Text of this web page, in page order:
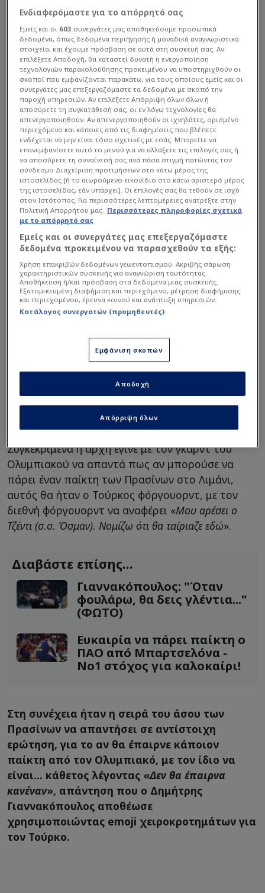
Intime
Απαντήσεις από Ντόρσεϊ,
Όσμαν
Συγκεκριμένα η αρχή έγινε με τον γκαρντ του
Ολυμπιακού να απαντά πως αν μπορούσε να
πάρει έναν παίκτη των Πρασίνων στο Λιμάνι,
αυτός θα ήταν ο Τούρκος φόργουορντ, με τον
διεθνή φόργουορντ να αναφέρει «Μου αρέσει ο
Τζέντι (σ.σ. Όσμαν). Νομίζω ότι θα ταίριαζε εδώ».
Διαβάστε επίσης...
Γιαννακόπουλος: "Όταν
φουλάρω, θα δεις γλέντια..."
(ΦΩΤΟ)
Ευκαιρία να πάρει παίκτη ο
ΠΑΟ από Μπαρτσελόνα -
Νο1 στόχος για καλοκαίρι!
Στη συνέχεια ήταν η σειρά του άσου των
Πρασίνων να απαντήσει σε αντίστοιχη
ερώτηση, για το αν θα έπαιρνε κάποιον
παίκτη από τον Ολυμπιακό, με τον ίδιο να
είναι... κάθετος λέγοντας «Δεν θα έπαιρνα
κανέναν», απάντηση που ο Δημήτρης
Γιαννακόπουλος αποθέωσε
χρησιμοποιώντας emoji χειροκροτημάτων για
τον Τούρκο.
Ενδιαφερόμαστε για το απόρρητό σας
Εμείς και οι 603 συνεργάτες μας αποθηκεύουμε προσωπικά
δεδομένα, όπως δεδομένα περιήγησης ή μοναδικά αναγνωριστικά
στοιχεία, και έχουμε πρόσβαση σε αυτά στη συσκευή σας. Αν
επιλέξετε Αποδοχή, θα καταστεί δυνατή η ενεργοποίηση
τεχνολογιών παρακολούθησης προκειμένου να υποστηριχθούν οι
σκοποί που εμφανίζονται παρακάτω, για τους οποίους εμείς και οι
συνεργάτες μας επεξεργαζόμαστε τα δεδομένα με σκοπό την
παροχή υπηρεσιών. Αν επιλέξετε Απόρριψη όλων όλων ή
αποσύρετε τη συγκατάθεσή σας, οι εν λόγω τεχνολογίες θα
απενεργοποιηθούν. Αν απενεργοποιηθούν οι ιχνηλάτες, ορισμένο
περιεχόμενο και κάποιες από τις διαφημίσεις που βλέπετε
ενδέχεται να μην είναι τόσο σχετικές με εσάς. Μπορείτε να
επανεμφανίσετε αυτό το μενού για να αλλάξετε τις επιλογές σας ή
να αποσύρετε τη συναίνεσή σας ανά πάσα στιγμή πατώντας τον
σύνδεσμο Διαχείριση προτιμήσεων στο κάτω μέρος της
ιστοσελίδας [ή το αιωρούμενο εικονίδιο στο κάτω αριστερό μέρος
της ιστοσελίδας, εάν υπάρχει]. Οι επιλογές σας θα τεθούν σε ισχύ
στον Ιστότοπος. Για περισσότερες λεπτομέρειες ανατρέξτε στην
Πολιτική Απορρήτου μας. Περισσότερες πληροφορίες σχετικά
με το απόρρητό σας
Εμείς και οι συνεργάτες μας επεξεργαζόμαστε
δεδομένα προκειμένου να παρασχεθούν τα εξής:
Χρήση επακριβών δεδομένων γεωεντοπισμού. Ακριβής σάρωση
χαρακτηριστικών συσκευής για αναγνώριση ταυτότητας.
Αποθήκευση ή/και πρόσβαση στα δεδομένα μιας συσκευής.
Εξατομικευμένη διαφήμιση και περιεχόμενο, μέτρηση διαφήμισης
και περιεχομένου, έρευνα κοινού και ανάπτυξη υπηρεσιών.
Κατάλογος συνεργατών (προμηθευτές)
Εμφάνιση σκοπών
Απόρριψη όλων
Αποδοχή